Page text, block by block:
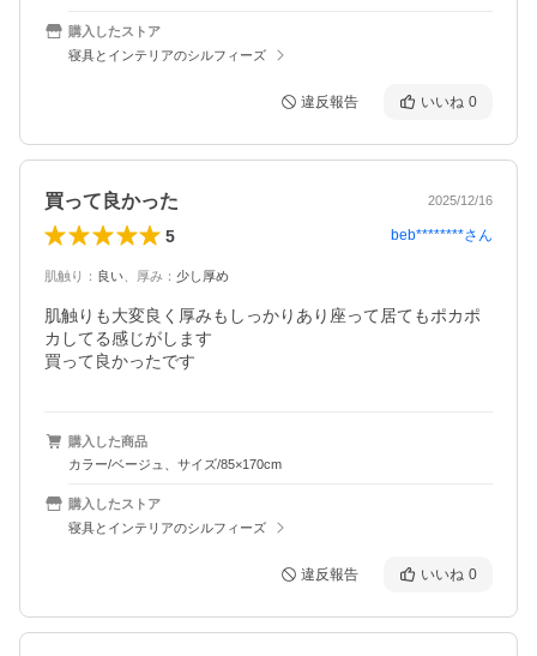
購入したストア
寝具とインテリアのシルフィーズ
違反報告 いいね 0
買って良かった 2025/12/16
5 beb********さん
肌触り ： 良い 厚み ： 少し厚め
肌触りも大変良く厚みもしっかりあり座って居てもポカポ
カしてる感じがします
買って良かったです
購入した商品
カラー/ベージュ、サイズ/85×170cm
購入したストア
寝具とインテリアのシルフィーズ
違反報告 いいね 0